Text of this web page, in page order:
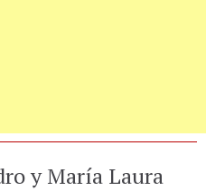
y María Laura